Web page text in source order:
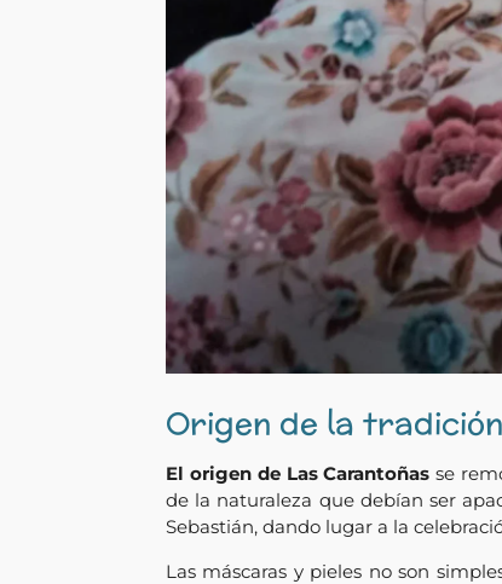
Origen de la tradición
El origen de Las Carantoñas se
de la naturaleza que debían ser
Sebastián, dando lugar a la
Las máscaras y pieles no son